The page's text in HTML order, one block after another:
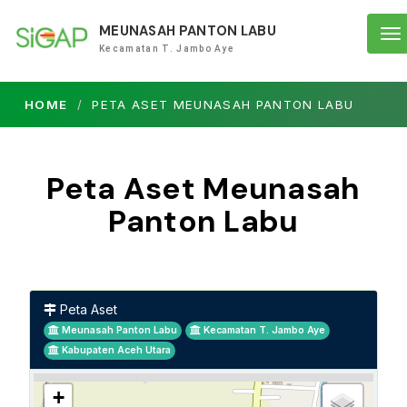
MEUNASAH PANTON LABU
Kecamatan T. Jambo Aye
HOME PETA ASET MEUNASAH PANTON LABU
Peta Aset Meunasah
Panton Labu
Peta Aset
Meunasah Panton Labu
Kecamatan T. Jambo Aye
Kabupaten Aceh Utara
+